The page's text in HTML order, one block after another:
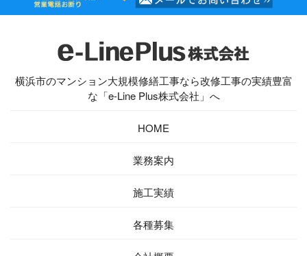
横浜市のマンション大規模修繕工事なら改修工事の実績豊富
な「e-Line Plus株式会社」へ
HOME
業務案内
施工実績
各種募集